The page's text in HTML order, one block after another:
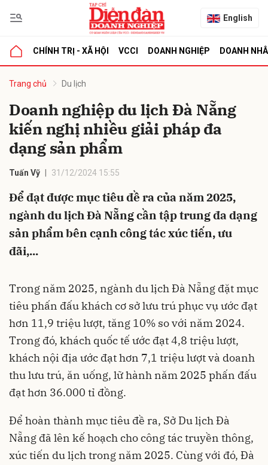
English
CHÍNH TRỊ - XÃ HỘI VCCI DOANH NGHIỆP DOANH
Trang chủ Du lịch
Doanh nghiệp du lịch Đà Nẵng
kiến nghị nhiều giải pháp đa
dạng sản phẩm
Tuấn Vỹ 31/12/2024 15:55
Để đạt được mục tiêu đề ra của năm 2025,
ngành du lịch Đà Nẵng cần tập trung đa dạng
sản phẩm bên cạnh công tác xúc tiến, ưu
đãi,...
Trong năm 2025, ngành du lịch Đà Nẵng đặt mục
tiêu phấn đấu khách cơ sở lưu trú phục vụ ước đạt
hơn 11,9 triệu lượt, tăng 10% so với năm 2024.
Trong đó, khách quốc tế ước đạt 4,8 triệu lượt,
khách nội địa ước đạt hơn 7,1 triệu lượt và doanh
thu lưu trú, ăn uống, lữ hành năm 2025 phấn đấu
đạt hơn 36.000 tỉ đồng.
Để hoàn thành mục tiêu đề ra, Sở Du lịch Đà
Nẵng đã lên kế hoạch cho công tác truyền thông,
xúc tiến du lịch trong năm 2025. Cùng với đó, Đà
luận
Hủy